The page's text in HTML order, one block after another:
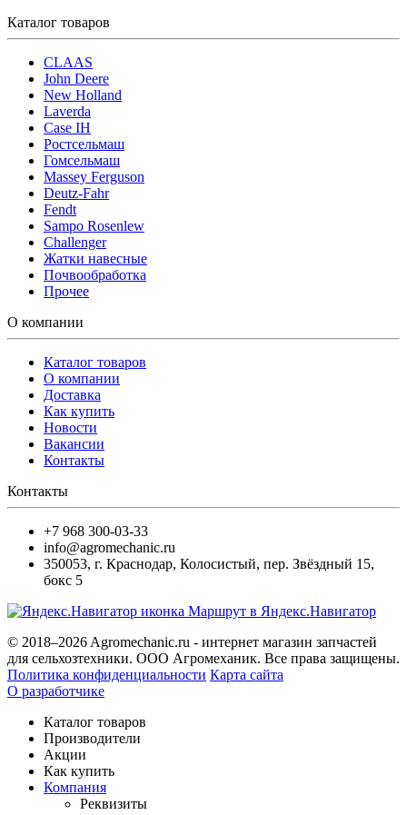
Каталог товаров
CLAAS
John Deere
New Holland
Laverda
Case IH
Ростсельмаш
Гомсельмаш
Massey Ferguson
Deutz-Fahr
Fendt
Sampo Rosenlew
Challenger
Жатки навесные
Почвообработка
Прочее
О компании
Каталог товаров
О компании
Доставка
Как купить
Новости
Вакансии
Контакты
Контакты
+7 968 300-03-33
info@agromechanic.ru
350053, г. Краснодар, Колосистый, пер. Звёздный 15,
бокс 5
Маршрут в Яндекс.Навигатор
© 2018–2026 Agromechanic.ru - интернет магазин запчастей
для сельхозтехники. ООО Агромеханик. Все права защищены.
Политика конфиденциальности Карта сайта
О разработчике
Каталог товаров
Производители
Акции
Как купить
Компания
Реквизиты